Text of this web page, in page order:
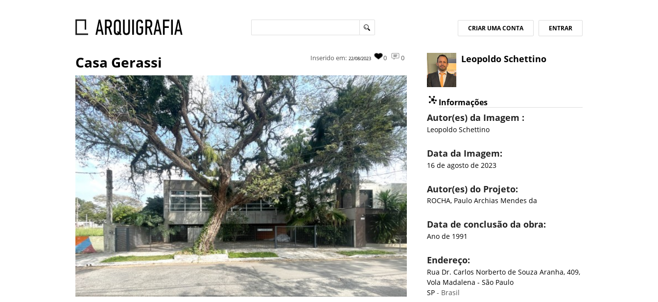
ENTRAR
CRIAR UMA CONTA
Casa Gerassi 0
0
Inserido em: 22/08/2023 Leopoldo Schettino
Informações
Autor(es) da Imagem :
Leopoldo Schettino
Data da Imagem:
16 de agosto de 2023
Autor(es) do Projeto:
ROCHA, Paulo Archias Mendes da
Data de conclusão da obra:
Ano de 1991
Endereço:
Rua Dr. Carlos Norberto de Souza Aranha, 409,
Vola Madalena - São Paulo
SP - Brasil